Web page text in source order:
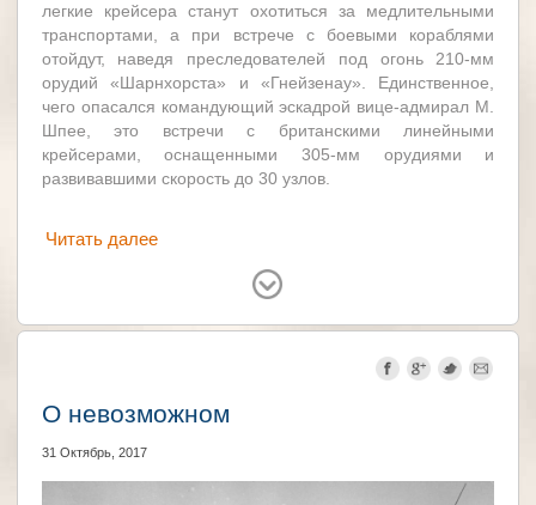
легкие крейсера станут охотиться за медлительными
транспортами, а при встрече с боевыми кораблями
отойдут, наведя преследователей под огонь 210-мм
орудий «Шарнхорста» и «Гнейзенау». Единственное,
чего опасался командующий эскадрой вице-адмирал М.
Шпее, это встречи с британскими линейными
крейсерами, оснащенными 305-мм орудиями и
развивавшими скорость до 30 узлов.
Читать далее
Германия Великобритания
О невозможном
31 Октябрь, 2017